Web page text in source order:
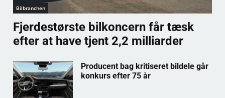
Bilbranchen
Fjerdestørste bilkoncern får tæsk
efter at have tjent 2,2 milliarder
Producent bag kritiseret bildele går
konkurs efter 75 år